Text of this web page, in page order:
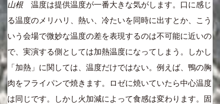
山根温度は提供温度が一番大きな気がします。口に感じ
る温度のメリハリ、熱い、冷たいを同時に出すとか、こう
いう会場で微妙な温度の差を表現するのは不可能に近いの
で、実演する側としては加熱温度になってしまう。しかし
「加熱」に関しては、温度だけではない。例えば、鴨の胸
肉をフライパンで焼きます。ロゼに焼いていたら中心温度
は同じです。しかし火加減によって食感は変わります。固